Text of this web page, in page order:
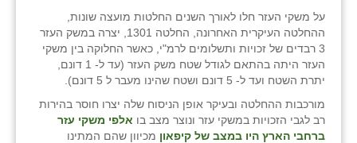
על משקי העזר חלו לאורך השנים החלטות מועצה שונות,
ההחלטה העיקרית האחרונה, החלטה 1301, יצרה במשק העזר
3 רבדים של זכויות ותשלומים לרמ"י, כאשר החלוקה בין משקי
העזר היתה בהתאם לגודל שטח משק העזר (עד ל- 1 דונם,
יתרת השטח ועד ל- 5 דונם ושטח שהינו מעבר ל 5 דונם).
מורכבות ההחלטה ובעיקר אופן הניסוח שלה יצרו חוסר בהירות
רב לגבי הזכויות במשקי עזר ונוצר מצב בו אלפי משקי עזר
ברחבי הארץ היו במצב של קיפאון מכיוון שהם המתינו